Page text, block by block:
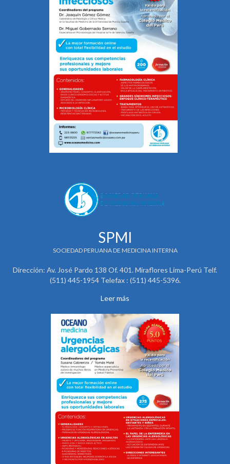
SPMI
SOCIEDAD PERUANA DE MEDICINA INTERNA
Dirección: Av. José Pardo 138 Of. 401. Miraflores Lima-Perú Telf.
(511) 445-1954 Telefax : (511) 445-5396.
Leer más